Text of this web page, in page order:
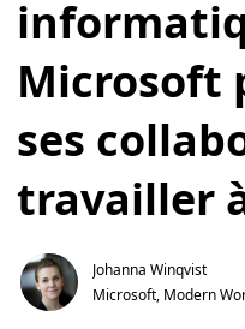
Microsoft
ses
travailler
Johanna Winqvist
Microsoft, Modern